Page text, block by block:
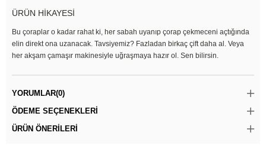
ÜRÜN HİKAYESİ
Bu çoraplar o kadar rahat ki, her sabah uyanıp çorap çekmeceni açtığında
elin direkt ona uzanacak. Tavsiyemiz? Fazladan birkaç çift daha al. Veya
her akşam çamaşır makinesiyle uğraşmaya hazır ol. Sen bilirsin.
YORUMLAR(0)
ÖDEME SEÇENEKLERI
ÜRÜN ÖNERILERI